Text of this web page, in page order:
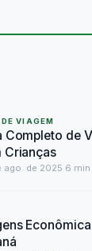
VIAGEM
Completo de
Crianças
ago. de 2025 6 min